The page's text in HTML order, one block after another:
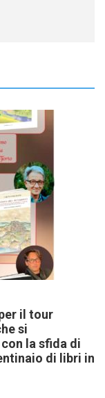
il tour
si
la sfida di
di libri in